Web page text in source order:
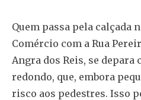
Quem passa pela calçada
Comércio com a Rua
Angra dos Reis, se depara
redondo, que, embora
risco aos pedestres. Isso